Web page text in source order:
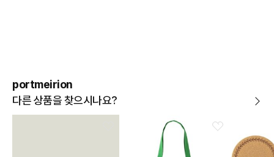
portmeirion
다른 상품을 찾으시나요?